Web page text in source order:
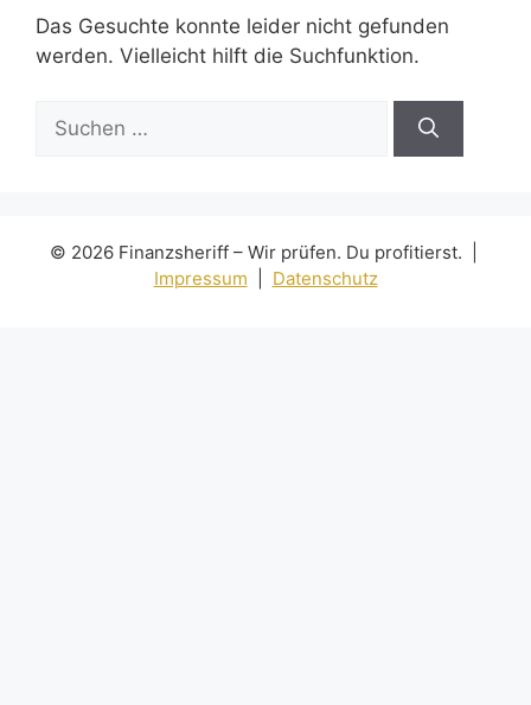
Das Gesuchte konnte leider nicht gefunden
werden. Vielleicht hilft die Suchfunktion.
Suchen
nach:
© 2026 Finanzsheriff – Wir prüfen. Du profitierst. |
Impressum
Datenschutz